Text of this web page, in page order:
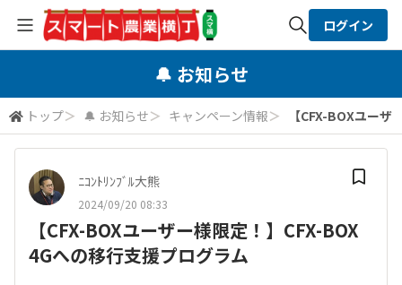
検索
ログイン
🔔 お知らせ
トップ＞ 🔔 お知らせ＞ キャンペーン情報＞ 【CFX-BOXユー
ﾆｺﾝﾄﾘﾝﾌﾞﾙ大熊
2024/09/20 08:33
【CFX-BOXユーザー様限定！】CFX-BOX
4Gへの移行支援プログラム